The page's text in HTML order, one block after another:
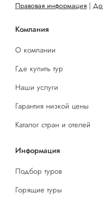
Правовая информация |
Компания
О компании
Где купить тур
Наши услуги
Гарантия низкой цены
Каталог стран и отелей
Информация
Подбор туров
Горящие туры